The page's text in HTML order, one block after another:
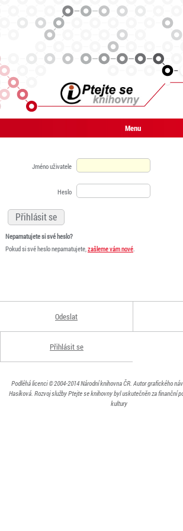
Menu
Jméno uživatele
Heslo
Nepamatujete si své heslo?
Pokud si své heslo nepamatujete,zašleme vám nové.
Odeslat
Přihlásit se
Podléhá licenci© 2004-2014Národní knihovna ČR. Autor grafického
Hasíková. Rozvoj služby Ptejte se knihovny byl uskutečněn za finanční
kultury